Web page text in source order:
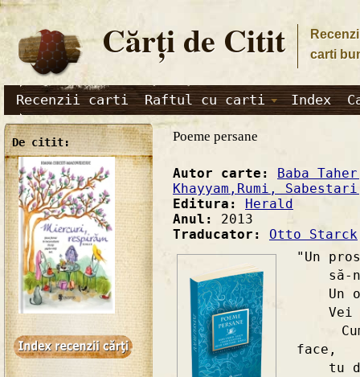
Cărţi de Citit
carti
Recenzii carti Raftul cu carti Index
De citit: Poeme persane
Autor carte: Baba
Khayyam,Rumi,
Editura: Herald
Anul: 2013
Traducator: Otto Starck
"Un
să-
Un
Vei fi
Cum
face,
tu de